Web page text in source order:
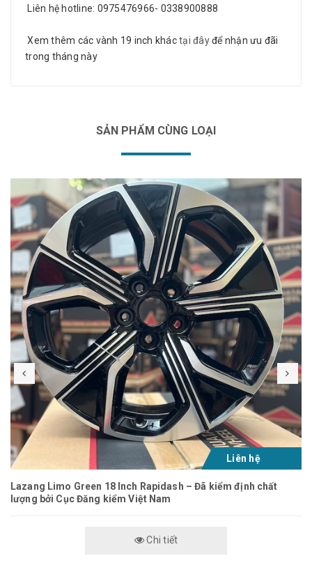
Liên hệ hotline: 0975476966- 0338900888
Xem thêm các vành 19 inch kháctại đây để nhận ưu đãi
trong tháng này
SẢN PHẨM CÙNG LOẠI
Liên hệ
Lazang Limo Green 18 Inch Rapidash – Đã kiểm định chất
lượng bởi Cục Đăng kiểm Việt Nam
Chi tiết